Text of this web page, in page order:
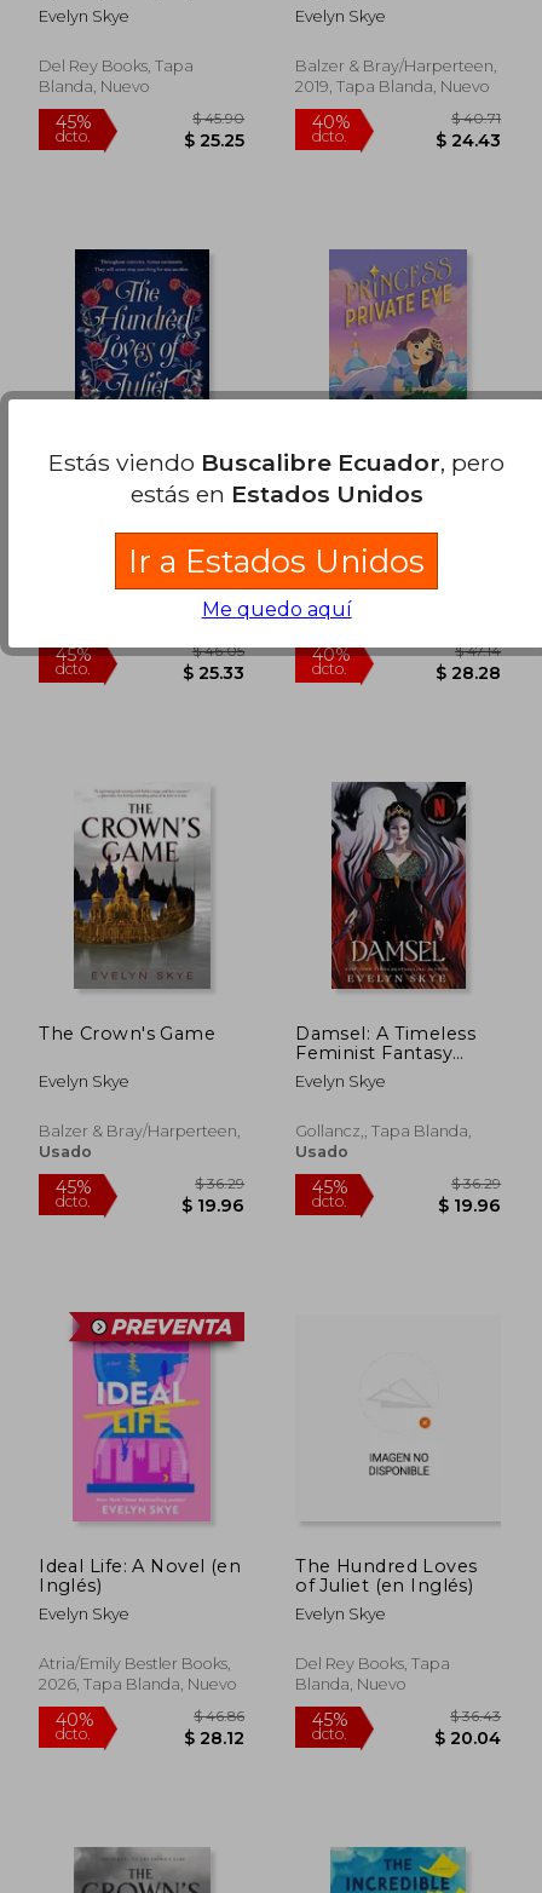
Evelyn Skye
Del Rey Books, Tapa
Blanda, Nuevo
$ 25.25
Evelyn Skye
Balzer & Bray/Harperteen,
2019, Tapa Blanda, Nuevo
dcto.
The Hundred Loves
Headline,, Tapa Blanda,
45%
dcto.
$ 46.05
Princess Private eye
Evelyn Skye
Disney-Hyperion, Tapa
Dura, Nuevo
The Crown's Game
Evelyn Skye
Balzer & Bray/harperteen,
Usado
Damsel: A Timeless
Feminist Fantasy
Adventure Soon to
be a Major Netflix
Bobby Brown and
Angela Bassett
Evelyn Skye
Gollancz,, Tapa Blanda,
Usado
Ideal Life: A Novel (en
Inglés)
Evelyn Skye
Atria/Emily Bestler Books,
2026, Tapa Blanda, Nuevo
The Hundred Loves
of Juliet (en Inglés)
Evelyn Skye
Del Rey Books, Tapa
Blanda, Nuevo
Estás viendo Buscalibre Ecuador, pero
estás en Estados Unidos
Ir a Estados Unidos
Me quedo aquí